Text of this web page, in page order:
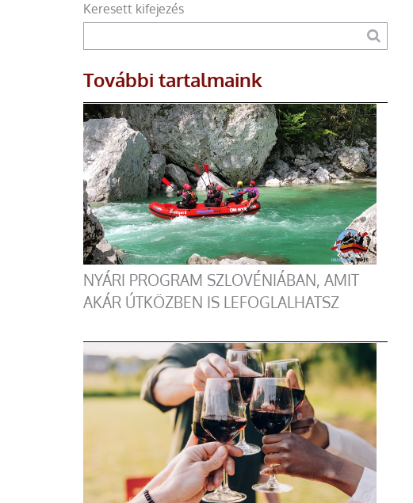
Keresett kifejezés
További tartalmaink
NYÁRI PROGRAM SZLOVÉNIÁBAN, AMIT
AKÁR ÚTKÖZBEN IS LEFOGLALHATSZ